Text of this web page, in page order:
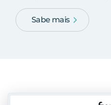
Sabe mais